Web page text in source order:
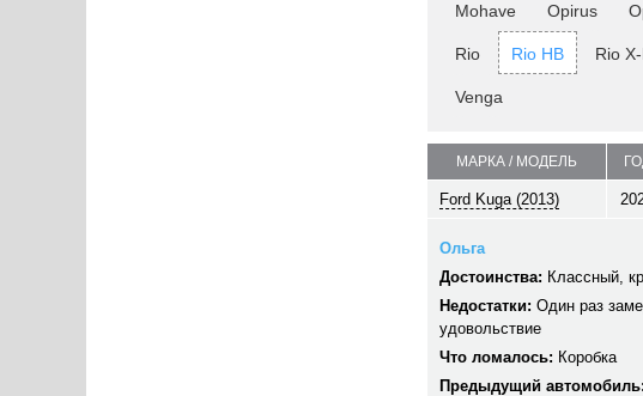
Mohave Opirus
Rio Rio HB Rio
Venga
МАРКА / МОДЕЛЬ
Ford Kuga (2013)
Ольга
Достоинства: Классный,
Недостатки: Один раз
удовольствие
Что ломалось: Коробка
Предыдущий автомобиль: